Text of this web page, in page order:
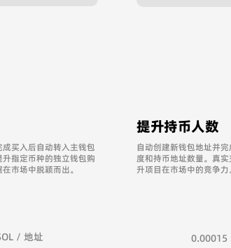
买入后自动转入主钱包
指定币种的独立钱包购
市场中脱颖而出。
/ 地址
提升持币人数
自动创建新钱包地址并
度和持币地址数量。真
升项目在市场中的竞争力
0.00015